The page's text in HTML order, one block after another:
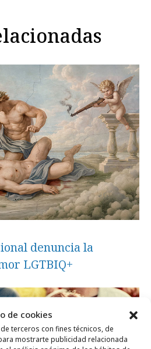
de cookies
terceros con fines técnicos, de
mostrarte publicidad relacionada
denuncia la
LGTBIQ+